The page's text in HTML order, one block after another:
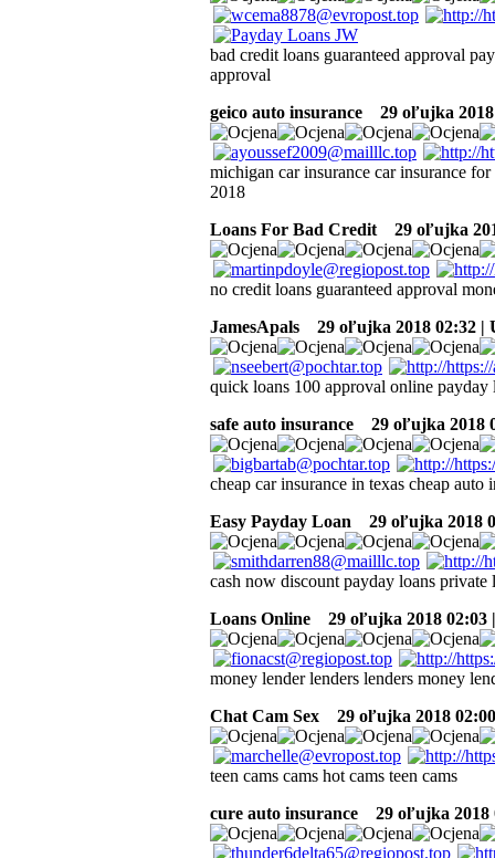
bad credit loans guaranteed approval
approval
geico auto insurance
29 oľujka
michigan car insurance car insurance
2018
Loans For Bad Credit
29 oľujka
no credit loans guaranteed approval
JamesApals
29 oľujka 2018 02:32 |
quick loans 100 approval online
safe auto insurance
29 oľujka 2018
cheap car insurance in texas cheap auto
Easy Payday Loan
29 oľujka 2018
cash now discount payday loans private
Loans Online
29 oľujka 2018 02:03
money lender lenders lenders money
Chat Cam Sex
29 oľujka 2018
teen cams cams hot cams teen cams
cure auto insurance
29 oľujka 2018